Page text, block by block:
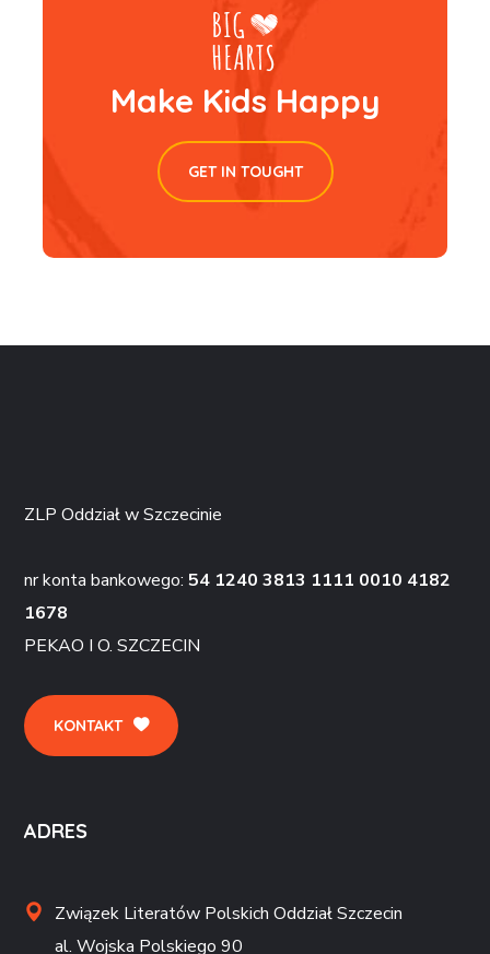
Make Kids Happy
GET IN TOUGHT
ZLP Oddział w Szczecinie
nr konta bankowego:54 1240 3813 1111 0010 4182
1678
PEKAO I O. SZCZECIN
KONTAKT
ADRES
Związek Literatów Polskich Oddział Szczecin
al. Wojska Polskiego 90